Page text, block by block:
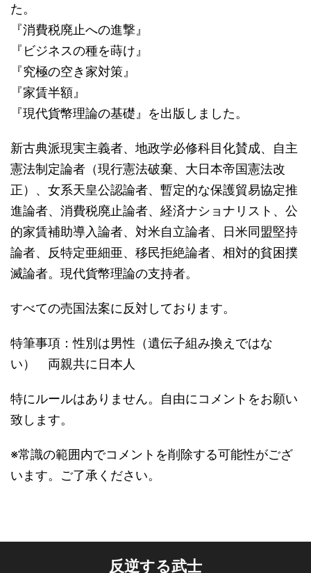
た。
『消費税廃止への進撃』
『ビジネスの種を蒔け』
『究極の空き家対策』
『家賃半額』
『現代貨幣理論の基礎』を出版しました。
新古典派現実主義者、地政学必修科目化賛成、自主
憲法制定論者（現行憲法破棄、大日本帝国憲法改
正）、女系天皇公認論者、暫定的な保護貿易協定推
進論者、消費税廃止論者、経済ナショナリスト、公
的家賃補助導入論者、対米自立論者、日米同盟堅持
論者、反特定亜細亜、移民拒絶論者、相対的貧困撲
滅論者。現代貨幣理論の支持者。
すべての売国法案に反対しております。
特筆事項：性別は男性（遺伝子組み換えではな
い） 両親共に日本人
特にルールはありません。自由にコメントをお願い
致します。
※常識の範囲内でコメントを削除する可能性がござ
います。ご了承ください。
反逆する武士